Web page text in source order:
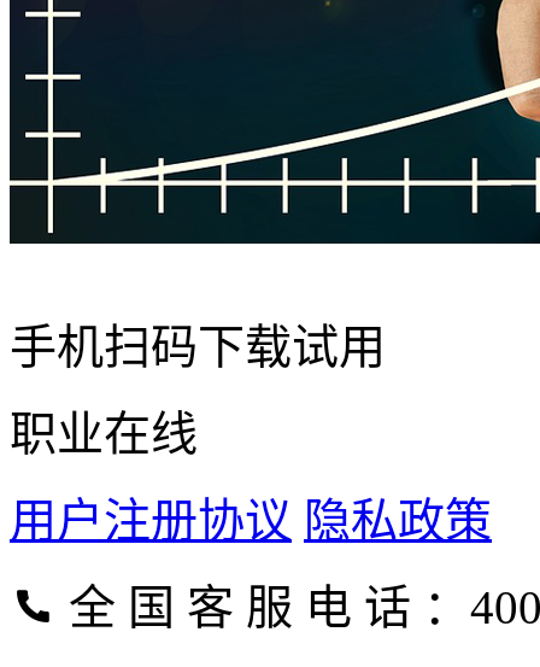
手机扫码下载试用
职业在线
用户注册协议 隐私政策
全 国 客 服 电 话 ：